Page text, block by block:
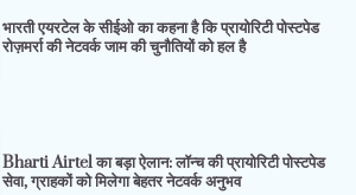
भारती एयरटेल के सीईओ का कहना है कि प्रायोरिटी पोस्टपेड
रोज़मर्रा की नेटवर्क जाम की चुनौतियों को हल है
Bharti Airtel का बड़ा ऐलान: लॉन्च की प्रायोरिटी पोस्टपेड
सेवा, ग्राहकों को मिलेगा बेहतर नेटवर्क अनुभव